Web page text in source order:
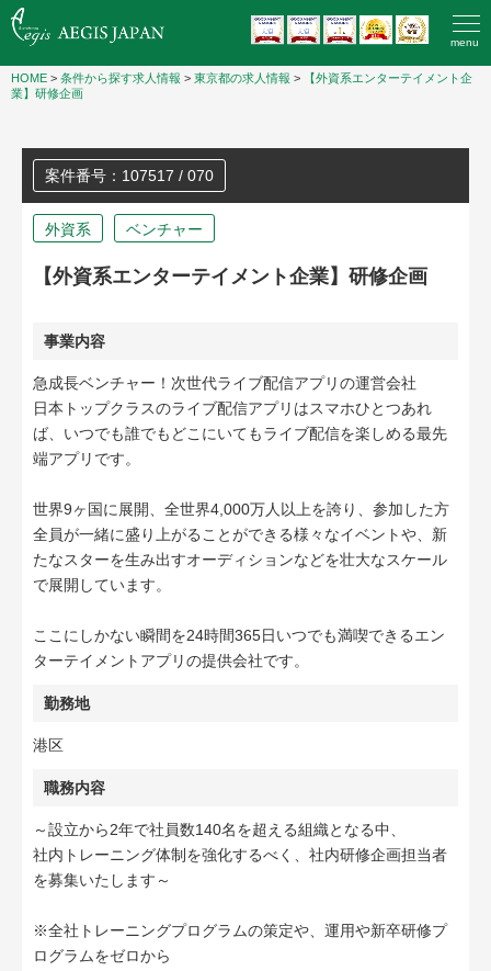
menu
HOME > 条件から探す求人情報 > 東京都の求人情報 >
【外資系エンターテイメント企
業】研修企画
案件番号：107517 / 070
外資系 ベンチャー
【外資系エンターテイメント企業】研修企画
事業内容
急成長ベンチャー！次世代ライブ配信アプリの運営会社
日本トップクラスのライブ配信アプリはスマホひとつあれ
ば、いつでも誰でもどこにいてもライブ配信を楽しめる最先
端アプリです。
世界9ヶ国に展開、全世界4,000万人以上を誇り、参加した方
全員が一緒に盛り上がることができる様々なイベントや、新
たなスターを生み出すオーディションなどを壮大なスケール
で展開しています。
ここにしかない瞬間を24時間365日いつでも満喫できるエン
ターテイメントアプリの提供会社です。
勤務地
港区
職務内容
～設立から2年で社員数140名を超える組織となる中、
社内トレーニング体制を強化するべく、社内研修企画担当者
を募集いたします～
※全社トレーニングプログラムの策定や、運用や新卒研修プ
ログラムをゼロから